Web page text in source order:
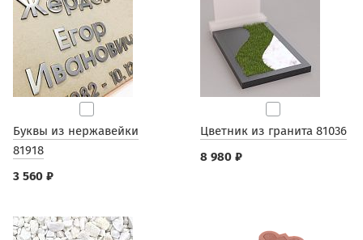
Буквы из нержавейки
81918
3 560 ₽
Цветник из гранита 81036
8 980 ₽